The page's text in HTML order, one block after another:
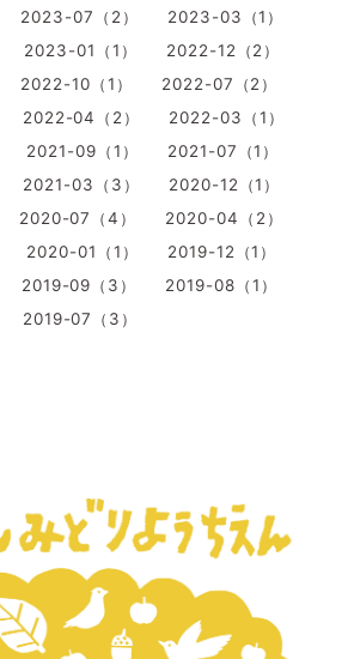
2023-07（2）
2023-03（1）
2023-01（1）
2022-12（2）
2022-10（1）
2022-07（2）
2022-04（2）
2022-03（1）
2021-09（1）
2021-07（1）
2021-03（3）
2020-12（1）
2020-07（4）
2020-04（2）
2020-01（1）
2019-12（1）
2019-09（3）
2019-08（1）
2019-07（3）